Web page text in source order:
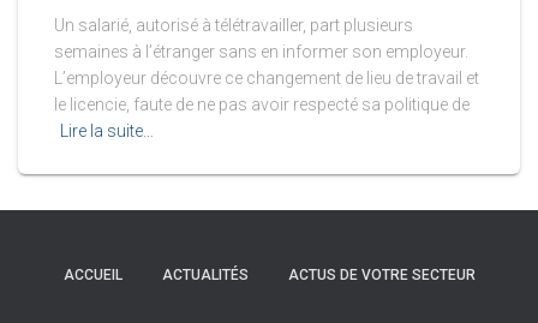
Un salarié, autorisé à télétravailler, part plusieurs
semaines à l’étranger sans en informer son employeur.
L’employeur découvre ce changement de lieu de travail et
le licencie, faute de ne pas avoir respecté sa politique de
Lire la suite…
ACCUEIL ACTUALITÉS ACTUS DE VOTRE SECTEUR